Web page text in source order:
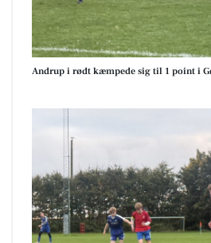
Andrup i rødt kæmpede sig til 1 point i